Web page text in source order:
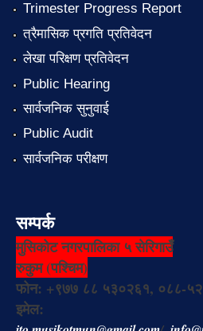
Trimester Progress Report
त्रैमासिक प्रगति प्रतिवेदन
लेखा परिक्षण प्रतिवेदन
Public Hearing
सार्वजनिक सुनुवाई
Public Audit
सार्वजनिक परीक्षण
सम्पर्क
मुसिकोट नगरपालिका ५ सेरिगाउँ
रुकुम (पश्चिम)
फोन: +९७७ ८८ ५३०२६१, ०८८-
इमेल: